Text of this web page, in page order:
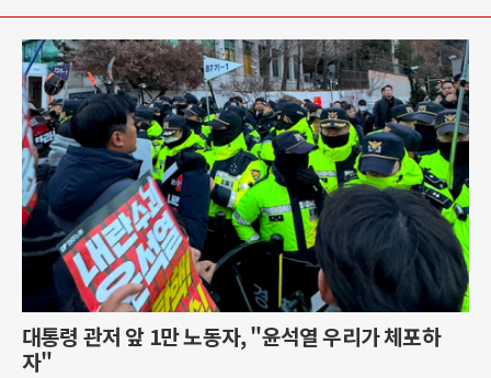
대통령 관저 앞 1만 노동자, "윤석열 우리가 체포하
자"